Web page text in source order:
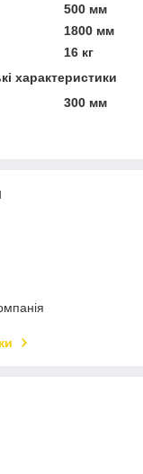
500 мм
1800 мм
16 кг
характеристики
300 мм